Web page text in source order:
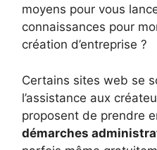
moyens pour vous
connaissances pour
création d’entreprise ?
Certains sites web se
l’assistance aux
proposent de prendre
démarches